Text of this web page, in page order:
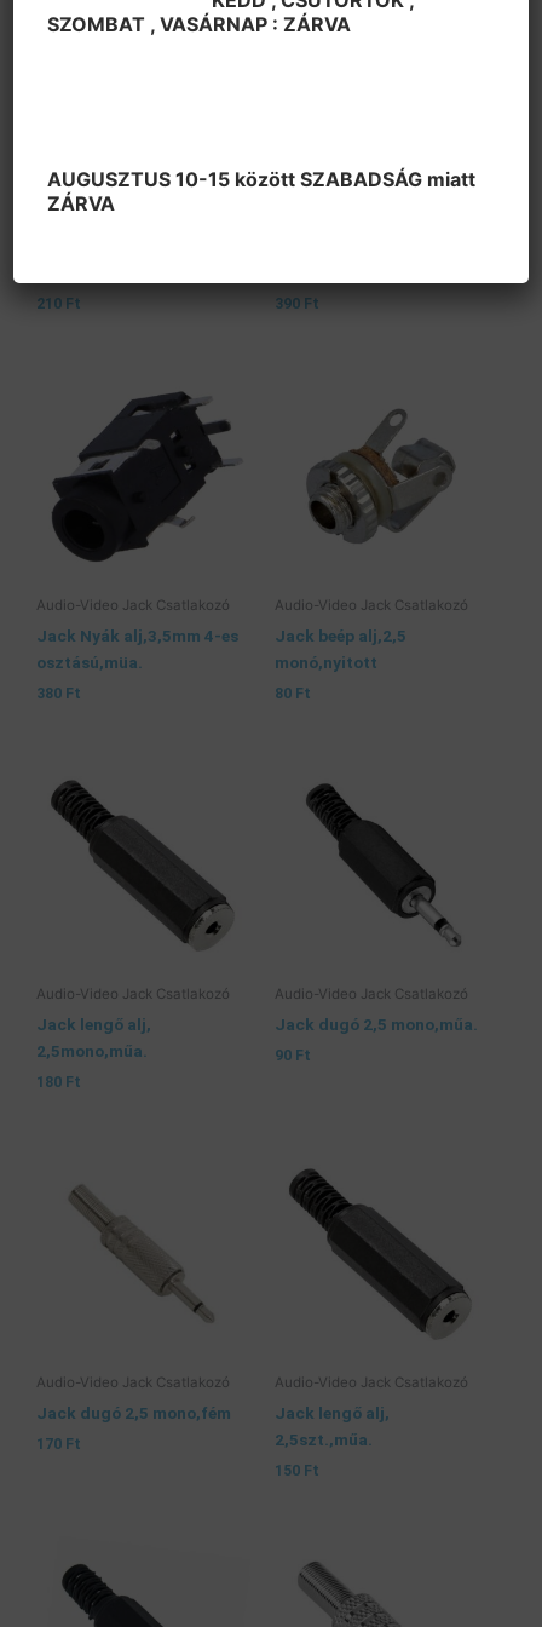
Audio-Video Jack Csatlakozó
210 Ft 390 Ft
Audio-Video Jack Csatlakozó
Jack Nyák alj,3,5mm 4-es
osztású,müa.
380 Ft
Audio-Video Jack Csatlakozó
Jack beép alj,2,5
monó,nyitott
80 Ft
Audio-Video Jack Csatlakozó
Jack lengő alj,
2,5mono,műa.
180 Ft
Audio-Video Jack Csatlakozó
Jack dugó 2,5 mono,műa.
90 Ft
Audio-Video Jack Csatlakozó
Jack dugó 2,5 mono,fém
170 Ft
Audio-Video Jack Csatlakozó
Jack lengő alj,
2,5szt.,műa.
150 Ft
SZOMBAT , VASÁRNAP : ZÁRVA
AUGUSZTUS 10-15 között SZABADSÁG miatt
ZÁRVA